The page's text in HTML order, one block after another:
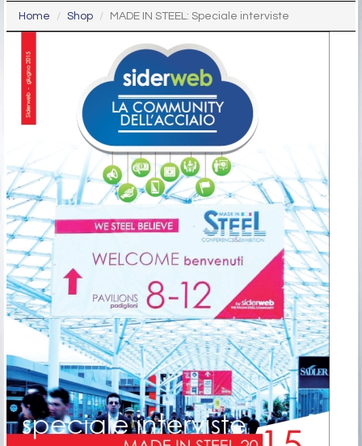
Home Shop MADE IN STEEL: Speciale interviste